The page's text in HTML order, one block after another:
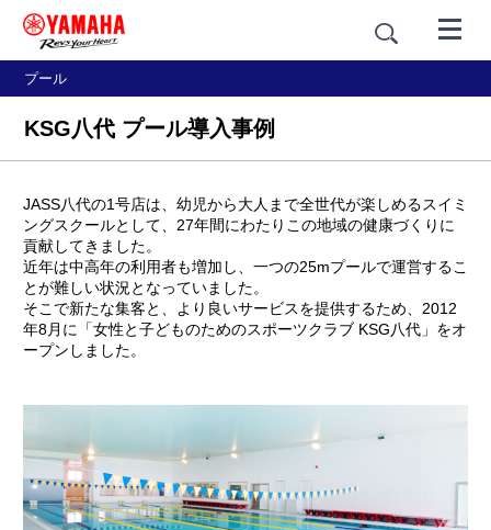
プール
KSG八代 プール導入事例
JASS八代の1号店は、幼児から大人まで全世代が楽しめるスイミ
ングスクールとして、27年間にわたりこの地域の健康づくりに
貢献してきました。
近年は中高年の利用者も増加し、一つの25mプールで運営するこ
とが難しい状況となっていました。
そこで新たな集客と、より良いサービスを提供するため、2012
年8月に「女性と子どものためのスポーツクラブ KSG八代」をオ
ープンしました。